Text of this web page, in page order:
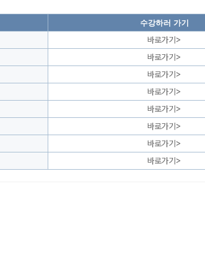
수강하러 가기
바로가기>
바로가기>
바로가기>
바로가기>
바로가기>
바로가기>
바로가기>
바로가기>